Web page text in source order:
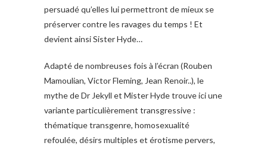
persuadé qu’elles lui permettront de mieux se
préserver contre les ravages du temps ! Et
devient ainsi Sister Hyde…
Adapté de nombreuses fois à l’écran (Rouben
Mamoulian, Victor Fleming, Jean Renoir..), le
mythe de Dr Jekyll et Mister Hyde trouve ici une
variante particulièrement transgressive :
thématique transgenre, homosexualité
refoulée, désirs multiples et érotisme pervers,